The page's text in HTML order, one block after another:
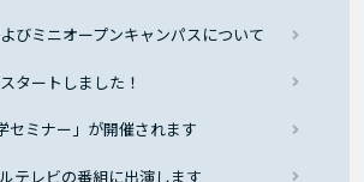
びミニオープンキャンパスについて
タートしました！
セミナー」が開催されます
テレビの番組に出演します